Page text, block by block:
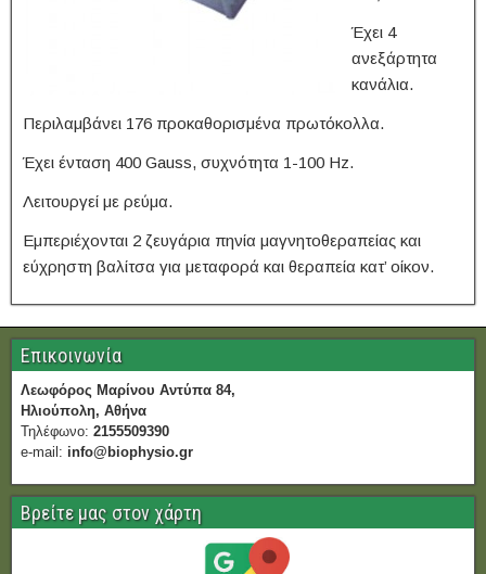
Έχει 4
ανεξάρτητα
κανάλια.
Περιλαμβάνει 176 προκαθορισμένα πρωτόκολλα.
Έχει ένταση 400 Gauss, συχνότητα 1-100 Hz.
Λειτουργεί με ρεύμα.
Εμπεριέχονται 2 ζευγάρια πηνία μαγνητοθεραπείας και
εύχρηστη βαλίτσα για μεταφορά και θεραπεία κατ’ οίκον.
Επικοινωνία
Λεωφόρος Μαρίνου Αντύπα 84,
Ηλιούπολη, Αθήνα
Τηλέφωνο: 2155509390
e-mail: info@biophysio.gr
Βρείτε μας στον χάρτη